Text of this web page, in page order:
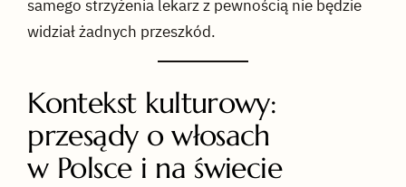
samego strzyżenia lekarz z pewnością nie będzie
widział żadnych przeszkód.
Kontekst kulturowy:
przesądy o włosach
w Polsce i na świecie